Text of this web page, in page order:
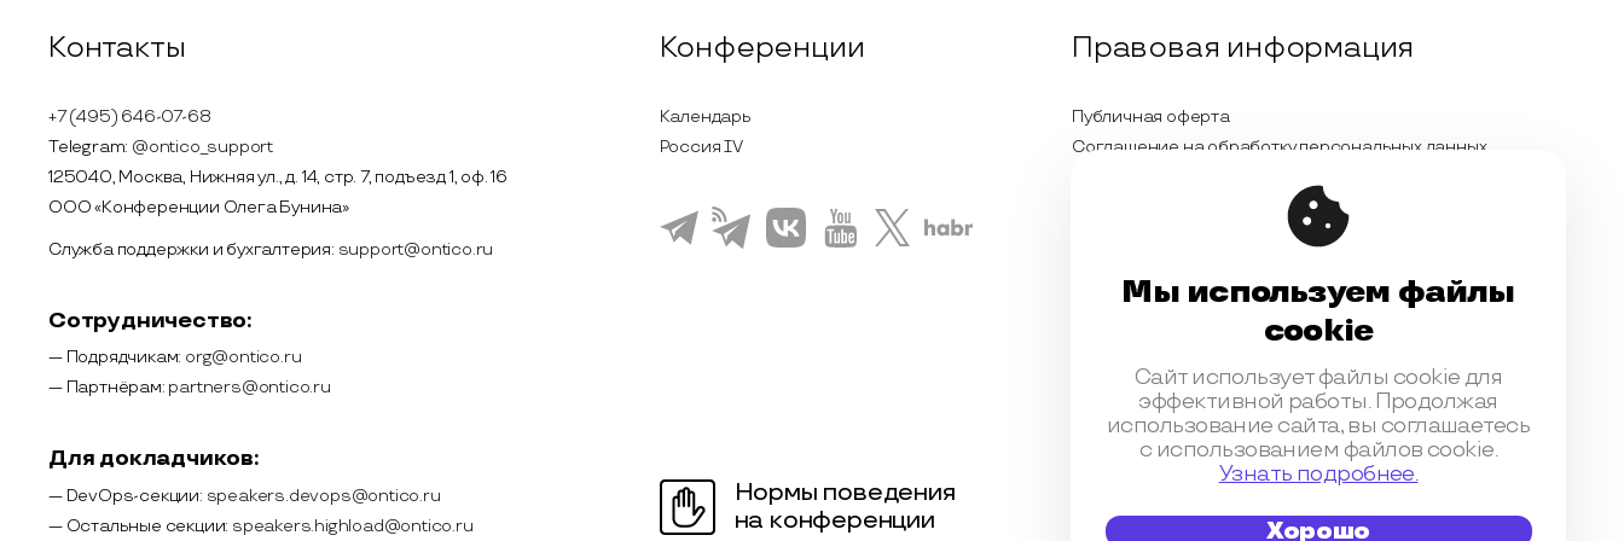
Контакты
+7 (495) 646-07-68
Telegram: @ontico_support
125040, Москва, Нижняя ул., д. 14, стр. 7, подъезд 1, оф. 16
ООО «Конференции Олега Бунина»
Служба поддержки и бухгалтерия: support@ontico.ru
Сотрудничество:
— Подрядчикам: org@ontico.ru
— Партнёрам: partners@ontico.ru
Для докладчиков:
— DevOps-секции: speakers.devops@ontico.ru
— Остальные секции: speakers.highload@ontico.ru
Конференции
Календарь
Россия IV
Нормы поведения
на конференции
Правовая информация
Публичная оферта
Соглашение на обработку персональных данных
Контентная политика конференции
#SHL2024
Мы используем файлы
cookie
Сайт использует файлы cookie для
эффективной работы. Продолжая
использование сайта, вы соглашаетесь
с использованием файлов cookie.
Узнать подробнее.
Хорошо